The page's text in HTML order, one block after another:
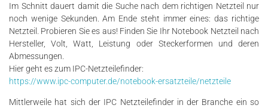
Im Schnitt dauert damit die Suche nach dem richtigen Netzteil nur
noch wenige Sekunden. Am Ende steht immer eines: das richtige
Netzteil. Probieren Sie es aus! Finden Sie Ihr Notebook Netzteil nach
Hersteller, Volt, Watt, Leistung oder Steckerformen und deren
Abmessungen.
Hier geht es zum IPC-Netzteilefinder:
https://www.ipc-computer.de/notebook-ersatzteile/netzteile
Mittlerweile hat sich der IPC Netzteilefinder in der Branche ein so